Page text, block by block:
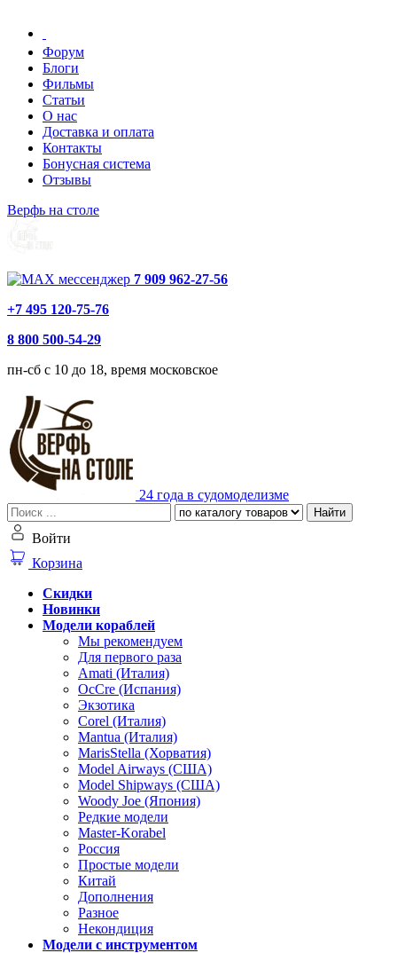
Форум
Блоги
Фильмы
Статьи
О нас
Доставка и оплата
Контакты
Бонусная система
Отзывы
Верфь на столе
7 909 962-27-56
+7 495 120-75-76
8 800 500-54-29
пн-сб с 10 до 18, время московское
24 года в судомоделизме
Найти
Войти
Корзина
Скидки
Новинки
Модели кораблей
Мы рекомендуем
Для первого раза
Amati (Италия)
OcCre (Испания)
Экзотика
Corel (Италия)
Mantua (Италия)
MarisStella (Хорватия)
Model Airways (США)
Model Shipways (США)
Woody Joe (Япония)
Редкие модели
Master-Korabel
Россия
Простые модели
Китай
Дополнения
Разное
Некондиция
Модели с инструментом